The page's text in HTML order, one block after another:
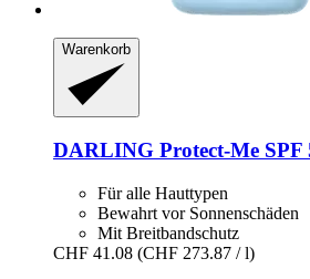
Warenkorb
DARLING Protect-​Me SPF
Für alle Hauttypen
Bewahrt vor Sonnenschäden
Mit Breitbandschutz
CHF 41.08 (CHF 273.87 / l)